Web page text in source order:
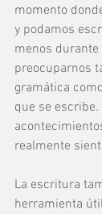
momento
y podamos
menos
preocuparnos
gramática
que se
realmente
La escritura
herramienta